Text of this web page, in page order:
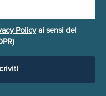
Policyai sensi del